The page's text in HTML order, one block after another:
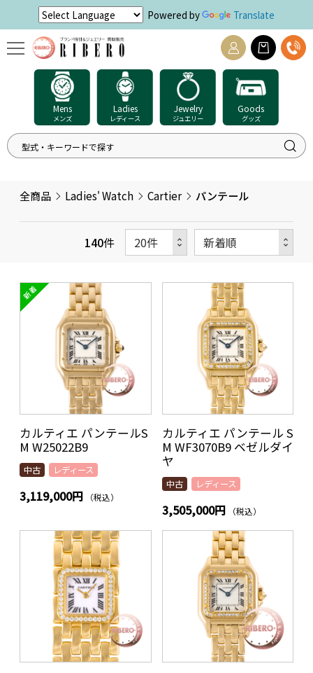
Powered by Translate
Mens
メンズ
Ladies
レディース
Jewelry
ジュエリー
Goods
グッズ
全商品 Ladies' Watch Cartier パンテール
140件
カルティエ パンテールS
M W25022B9
中古 レディース
3,119,000円 （税込）
カルティエ パンテール S
M WF3070B9 ベゼルダイ
ヤ
中古 レディース
3,505,000円 （税込）